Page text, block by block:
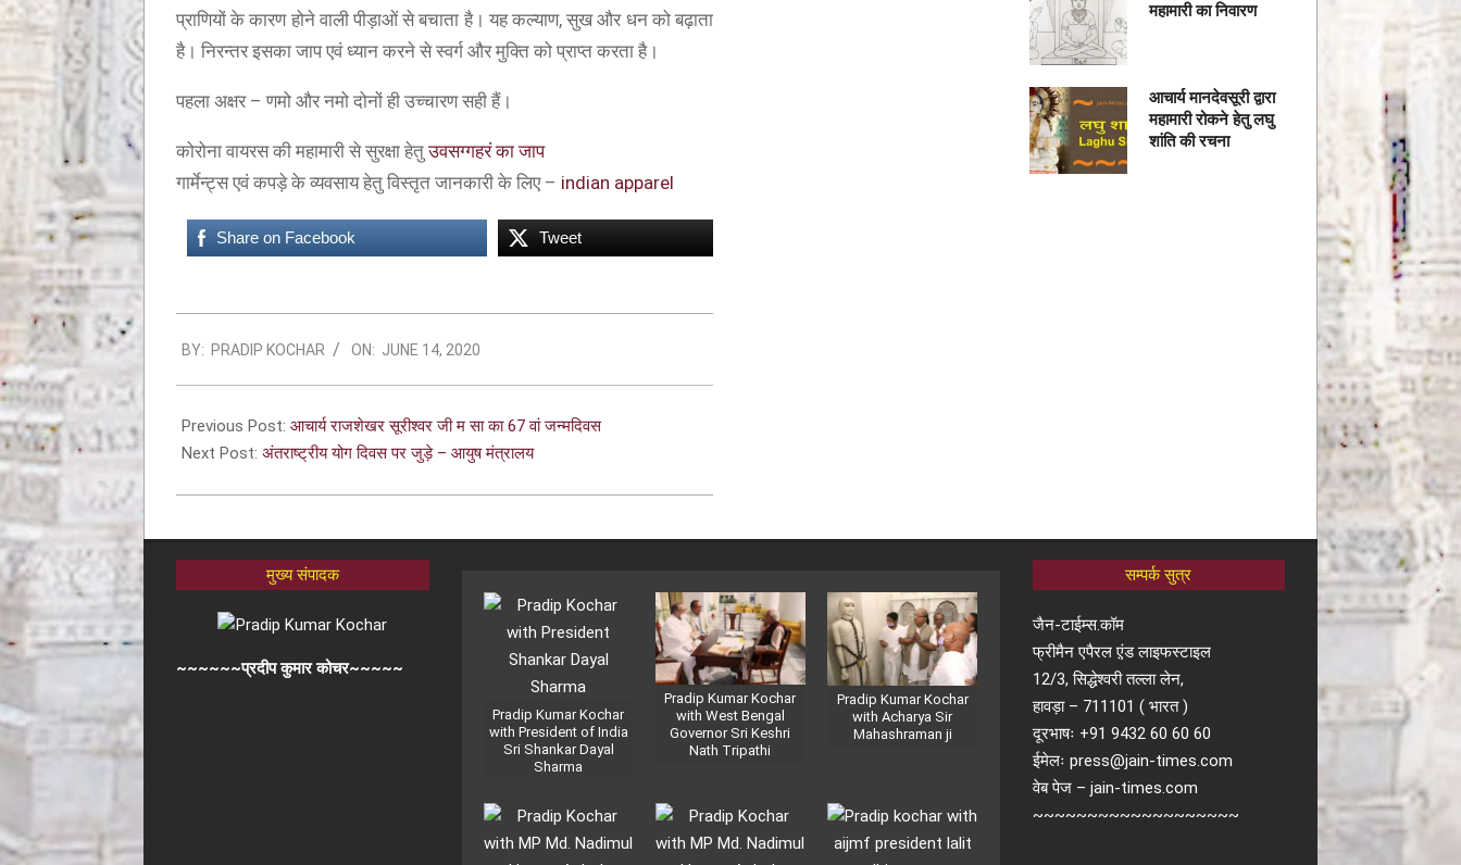
प्राणियों के कारण होने वाली पीड़ाओं से बचाता है। यह कल्याण, सुख और धन को बढ़ाता
है। निरन्तर इसका जाप एवं ध्यान करने से स्वर्ग और मुक्ति को प्राप्त करता है।
पहला अक्षर – णमो और नमो दोनों ही उच्चारण सही हैं।
कोरोना वायरस की महामारी से सुरक्षा हेतुउवसग्गहरं का जाप
गार्मेन्ट्स एवं कपड़े के व्यवसाय हेतु विस्तृत जानकारी के लिए – indian apparel
Share on Facebook Tweet
BY: PRADIP KOCHAR ON: JUNE 14, 2020
Previous Post: आचार्य राजशेखर सूरीश्वर जी म सा का 67 वां जन्मदिवस
Next Post: अंतराष्ट्रीय योग दिवस पर जुड़े – आयुष मंत्रालय
महामारी का निवारण
आचार्य मानदेवसूरी द्वारा
महामारी रोकने हेतु लघु
शांति की रचना
मुख्य संपादक
~~~~~~प्रदीप कुमार कोचर~~~~~
Pradip Kumar Kochar
with President of India
Sri Shankar Dayal
Sharma
Pradip Kumar Kochar
with West Bengal
Governor Sri Keshri
Nath Tripathi
Pradip Kumar Kochar
with Acharya Sir
Mahashraman ji
सम्पर्क सुत्र
जैन-टाईम्स.कॉम
फ्रीमैन एपैरल ए़ंड लाइफस्टाइल
12/3, सिद्धेश्वरी तल्ला लेन,
हावड़ा – 711101 ( भारत )
दूरभाषः +91 9432 60 60 60
ईमेलः press@jain-times.com
वेब पेज – jain-times.com
~~~~~~~~~~~~~~~~~~~